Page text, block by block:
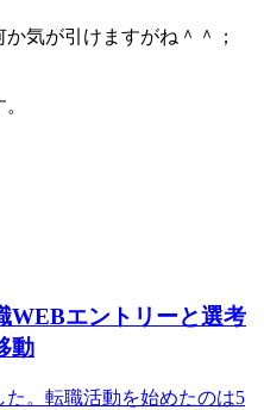
気が引けますがね＾＾；
WEBエントリーと選考
動
た。転職活動を始めたのは5